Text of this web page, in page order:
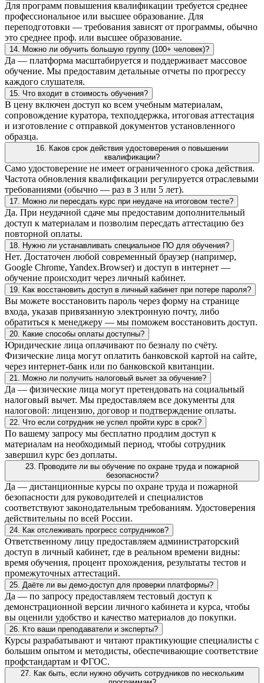
Для программ повышения квалификации требуется среднее
профессиональное или высшее образование. Для
переподготовки — требования зависят от программы, обычно
это среднее проф. или высшее образование.
14. Можно ли обучить большую группу (100+ человек)?
Да — платформа масштабируется и поддерживает массовое
обучение. Мы предоставим детальные отчеты по прогрессу
каждого слушателя.
15. Что входит в стоимость обучения?
В цену включен доступ ко всем учебным материалам,
сопровождение куратора, техподдержка, итоговая аттестация
и изготовление с отправкой документов установленного
образца.
16. Каков срок действия удостоверения о повышении
квалификации?
Само удостоверение не имеет ограниченного срока действия.
Частота обновления квалификации регулируется отраслевыми
требованиями (обычно — раз в 3 или 5 лет).
17. Можно ли пересдать курс при неудаче на итоговом тесте?
Да. При неудачной сдаче мы предоставим дополнительный
доступ к материалам и позволим пересдать аттестацию без
повторной оплаты.
18. Нужно ли устанавливать специальное ПО для обучения?
Нет. Достаточен любой современный браузер (например,
Google Chrome, Yandex.Browser) и доступ в интернет —
обучение происходит через личный кабинет.
19. Как восстановить доступ в личный кабинет при потере пароля?
Вы можете восстановить пароль через форму на странице
входа, указав привязанную электронную почту, либо
обратиться к менеджеру — мы поможем восстановить доступ.
20. Какие способы оплаты доступны?
Юридические лица оплачивают по безналу по счёту.
Физические лица могут оплатить банковской картой на сайте,
через интернет-банк или по банковской квитанции.
21. Можно ли получить налоговый вычет за обучение?
Да — физические лица могут претендовать на социальный
налоговый вычет. Мы предоставляем все документы для
налоговой: лицензию, договор и подтверждение оплаты.
22. Что если сотрудник не успел пройти курс в срок?
По вашему запросу мы бесплатно продлим доступ к
материалам на необходимый период, чтобы сотрудник
завершил курс без доплаты.
23. Проводите ли вы обучение по охране труда и пожарной
безопасности?
Да — дистанционные курсы по охране труда и пожарной
безопасности для руководителей и специалистов
соответствуют законодательным требованиям. Удостоверения
действительны по всей России.
24. Как отслеживать прогресс сотрудников?
Ответственному лицу предоставляем администраторский
доступ в личный кабинет, где в реальном времени видны:
время обучения, процент прохождения, результаты тестов и
промежуточных аттестаций.
25. Даёте ли вы демо-доступ для проверки платформы?
Да — по запросу предоставляем тестовый доступ к
демонстрационной версии личного кабинета и курса, чтобы
вы оценили удобство и качество материалов до покупки.
26. Кто ваши преподаватели и эксперты?
Курсы разрабатывают и читают практикующие специалисты с
большим опытом и методисты, обеспечивающие соответствие
профстандартам и ФГОС.
27. Как быть, если нужно обучить сотрудников по нескольким